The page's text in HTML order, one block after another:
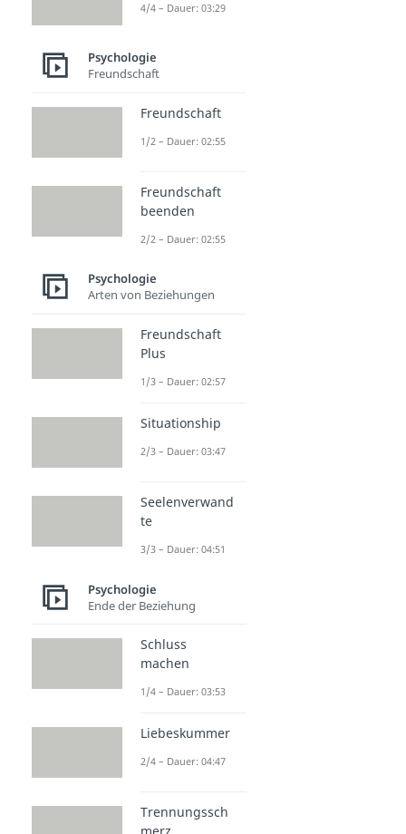
4/4 – Dauer: 03:29
Psychologie
Freundschaft
Freundschaft
1/2 – Dauer: 02:55
Freundschaft
beenden
2/2 – Dauer: 02:55
Psychologie
Arten von Beziehungen
Freundschaft
Plus
1/3 – Dauer: 02:57
Situationship
2/3 – Dauer: 03:47
Seelenverwand
te
3/3 – Dauer: 04:51
Psychologie
Ende der Beziehung
Schluss
machen
1/4 – Dauer: 03:53
Liebeskummer
2/4 – Dauer: 04:47
Trennungssch